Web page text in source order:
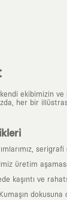
ekibimizin ve
her bir
üretim
kaşıntı ve
Kumaşın